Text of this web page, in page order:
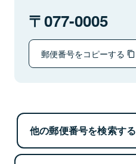
077-0005
郵便番号をコピーする
他の郵便番号を検索する